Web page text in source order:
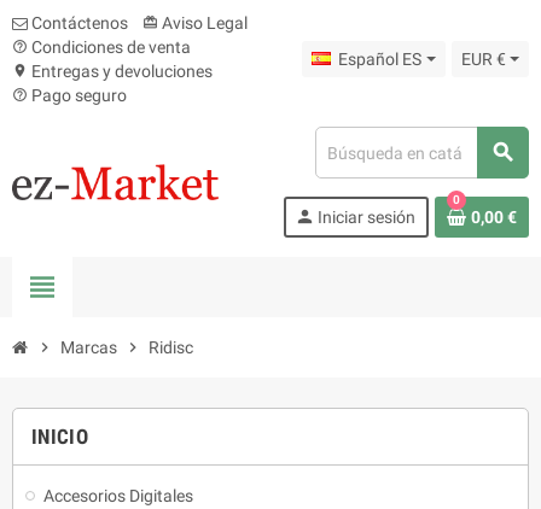
Contáctenos card_giftcard Aviso Legal
help_outline Condiciones de venta
location_on Entregas y devoluciones
help_outline Pago seguro
Español ES EUR €
search
person Iniciar sesión
0
0,00 €
view_headline
chevron_right Marcas chevron_right Ridisc
INICIO
Accesorios Digitales